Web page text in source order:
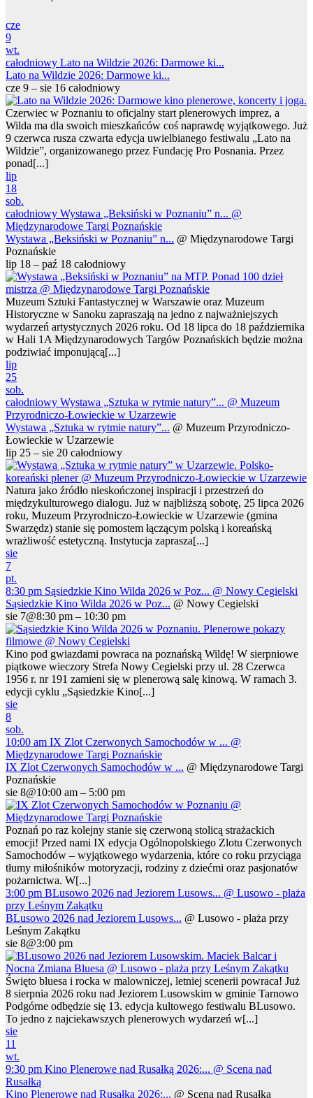
cze
9
wt.
całodniowy Lato na Wildzie 2026: Darmowe ki...
Lato na Wildzie 2026: Darmowe ki...
cze 9 – sie 16 całodniowy
Czerwiec w Poznaniu to oficjalny start plenerowych imprez, a
Wilda ma dla swoich mieszkańców coś naprawdę wyjątkowego. Już
9 czerwca rusza czwarta edycja uwielbianego festiwalu „Lato na
Wildzie”, organizowanego przez Fundację Pro Posnania. Przez
ponad[...]
lip
18
sob.
całodniowy Wystawa „Beksiński w Poznaniu” n... @
Międzynarodowe Targi Poznańskie
Wystawa „Beksiński w Poznaniu” n... @ Międzynarodowe Targi
Poznańskie
lip 18 – paź 18 całodniowy
Muzeum Sztuki Fantastycznej w Warszawie oraz Muzeum
Historyczne w Sanoku zapraszają na jedno z najważniejszych
wydarzeń artystycznych 2026 roku. Od 18 lipca do 18 października
w Hali 1A Międzynarodowych Targów Poznańskich będzie można
podziwiać imponującą[...]
lip
25
sob.
całodniowy Wystawa „Sztuka w rytmie natury”... @ Muzeum
Przyrodniczo-Łowieckie w Uzarzewie
Wystawa „Sztuka w rytmie natury”... @ Muzeum Przyrodniczo-
Łowieckie w Uzarzewie
lip 25 – sie 20 całodniowy
Natura jako źródło nieskończonej inspiracji i przestrzeń do
międzykulturowego dialogu. Już w najbliższą sobotę, 25 lipca 2026
roku, Muzeum Przyrodniczo-Łowieckie w Uzarzewie (gmina
Swarzędz) stanie się pomostem łączącym polską i koreańską
wrażliwość estetyczną. Instytucja zaprasza[...]
sie
7
pt.
8:30 pm Sąsiedzkie Kino Wilda 2026 w Poz... @ Nowy Cegielski
Sąsiedzkie Kino Wilda 2026 w Poz... @ Nowy Cegielski
sie 7@8:30 pm – 10:30 pm
Kino pod gwiazdami powraca na poznańską Wildę! W sierpniowe
piątkowe wieczory Strefa Nowy Cegielski przy ul. 28 Czerwca
1956 r. nr 191 zamieni się w plenerową salę kinową. W ramach 3.
edycji cyklu „Sąsiedzkie Kino[...]
sie
8
sob.
10:00 am IX Zlot Czerwonych Samochodów w ... @
Międzynarodowe Targi Poznańskie
IX Zlot Czerwonych Samochodów w ... @ Międzynarodowe Targi
Poznańskie
sie 8@10:00 am – 5:00 pm
Poznań po raz kolejny stanie się czerwoną stolicą strażackich
emocji! Przed nami IX edycja Ogólnopolskiego Zlotu Czerwonych
Samochodów – wyjątkowego wydarzenia, które co roku przyciąga
tłumy miłośników motoryzacji, rodziny z dziećmi oraz pasjonatów
pożarnictwa. W[...]
3:00 pm BLusowo 2026 nad Jeziorem Lusows... @ Lusowo - plaża
przy Leśnym Zakątku
BLusowo 2026 nad Jeziorem Lusows... @ Lusowo - plaża przy
Leśnym Zakątku
sie 8@3:00 pm
Święto bluesa i rocka w malowniczej, letniej scenerii powraca! Już
8 sierpnia 2026 roku nad Jeziorem Lusowskim w gminie Tarnowo
Podgórne odbędzie się 13. edycja kultowego festiwalu BLusowo.
To jedno z najciekawszych plenerowych wydarzeń w[...]
sie
11
wt.
9:30 pm Kino Plenerowe nad Rusałką 2026:... @ Scena nad
Rusałką
Kino Plenerowe nad Rusałką 2026:... @ Scena nad Rusałką